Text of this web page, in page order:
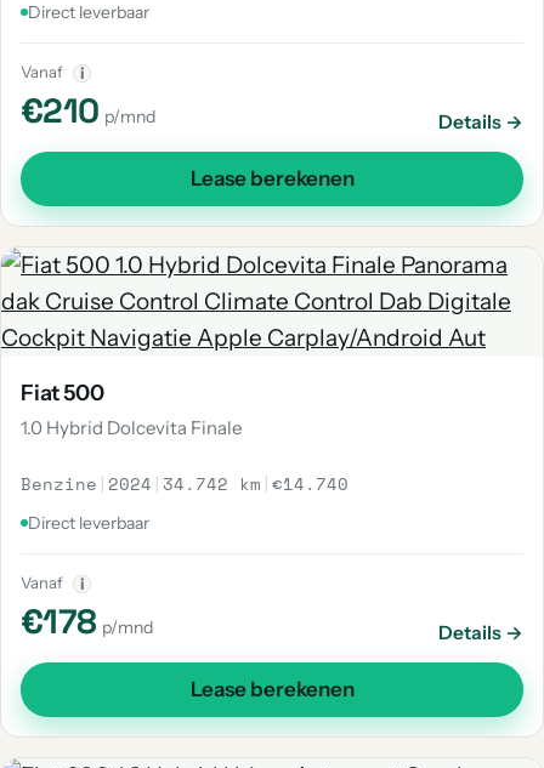
Direct leverbaar
Vanaf i
€210 p/mnd Details →
Lease berekenen
Fiat 500
1.0 Hybrid Dolcevita Finale
Benzine | 2024 | 34.742 km |€14.740
Direct leverbaar
Vanaf i
€178 p/mnd Details →
Lease berekenen